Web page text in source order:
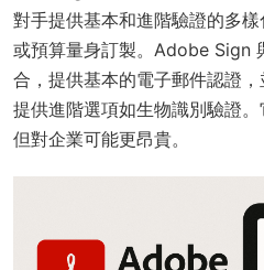
對手提供基本和進階驗證的多
或預算量身訂製。Adobe Sign
合，提供基本的電子郵件認證
提供進階選項如生物識別驗證。
但對企業可能更昂貴。